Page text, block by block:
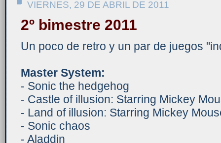
VIERNES, 29 DE ABRIL DE 2011
2º bimestre 2011
Un poco de retro y un par de juegos
Master System:
- Sonic the hedgehog
- Castle of illusion: Starring Mickey
- Land of illusion: Starring Mickey
- Sonic chaos
- Aladdin